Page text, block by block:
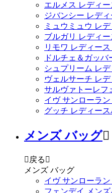
エルメス レディ
ジバンシー レデ
ミュウミュウ レ
ブルガリ レディ
リモワ レディー
ドルチェ＆ガッ
シュプリーム レ
ヴェルサーチ レ
サルヴァトーレフ
イヴ サンローラ
グッチ レディー
メンズ バッグ
 戻る 
メンズ バッグ
イヴ サンローラ